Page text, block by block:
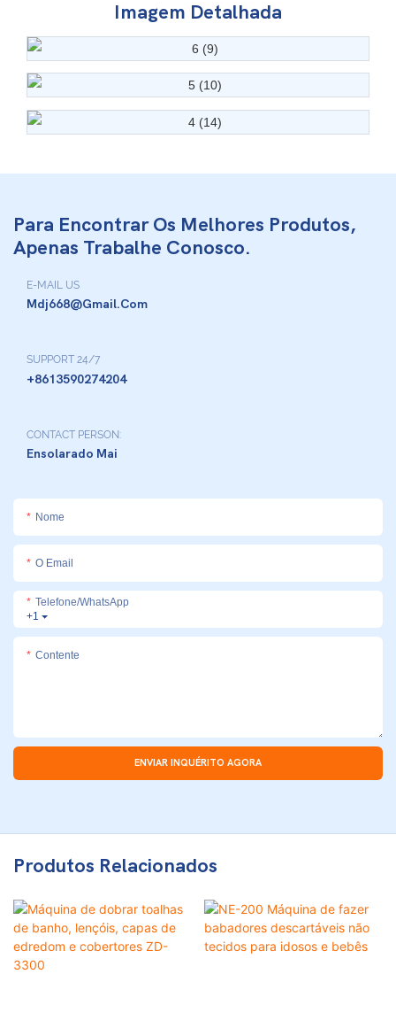
Imagem Detalhada
Para Encontrar Os Melhores Produtos,
Apenas Trabalhe Conosco.
E-MAIL US
Mdj668@gmail.com
SUPPORT 24/7
+8613590274204
CONTACT PERSON:
Ensolarado Mai
Nome
O Email
+1
Telefone/whatsApp
Contente
ENVIAR INQUÉRITO AGORA
Produtos Relacionados